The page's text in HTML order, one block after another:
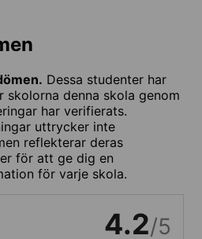
Dessa studenter har
skolorna denna skola genom
har verifierats.
uttrycker inte
reflekterar deras
för att ge dig en
för varje skola.
4.2/5